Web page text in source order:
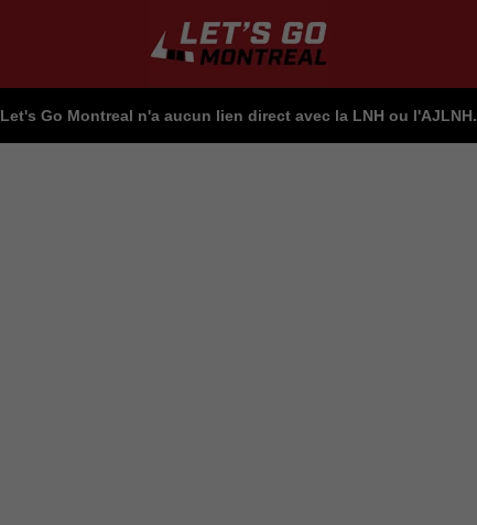
Let's Go Montreal n'a aucun lien direct avec la LNH ou l'AJLNH.